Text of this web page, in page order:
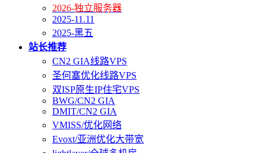
2026-独立服务器
2025-11.11
2025-黑五
站长推荐
CN2 GIA线路VPS
圣何塞优化线路VPS
双ISP原生IP住宅VPS
BWG/CN2 GIA
DMIT/CN2 GIA
VMISS/优化网络
Evoxt/亚洲优化大带宽